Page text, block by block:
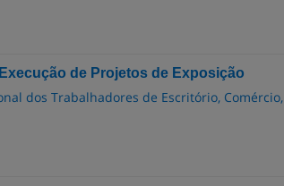
de Projetos de Exposição
dos Trabalhadores de Escritório, Comércio,